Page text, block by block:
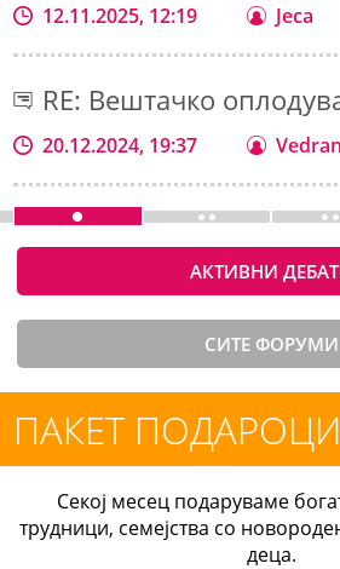
12.11.2025, 12:19 Jeca
RE: Вештачко
20.12.2024, 19:37
АКТИВНИ
СИТЕ ФОРУМИ
ПАКЕТ ПОДАРОЦИ
Секој месец подаруваме
трудници, семејства со
деца.